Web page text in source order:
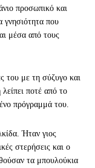
προσωπικό και
γνησιότητα που
μέσα από τους
του με τη σύζυγο και
λείπει ποτέ από το
πρόγραμμά του.
Ήταν γιος
στερήσεις και ο
τα μπουλούκια